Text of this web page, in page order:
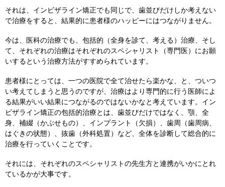
それは、インビザライン矯正でも同じで、歯並びだけしか考えない
で治療をすると、結果的に患者様のハッピーにはつながりません。
今は、医科の治療でも、包括的（全身を診て、考える）治療、そし
て、それぞれの治療はそれぞれのスペシャリスト（専門医）にお願
いするという治療方法がすすめられています。
患者様にとっては、一つの医院で全て治せたら楽かな、と、ついつ
い考えてしまうと思うのですが、治療はより専門的に行う医師によ
る結果がいい結果につながるのではないかなと考えています。イン
ビザライン矯正の包括的治療とは、歯並びだけではなく、顎、全
身、補綴（かぶせもの）、インプラント（欠損）、歯周（歯周病、
はぐきの状態）、抜歯（外科処置）など、全体を診断して総合的に
治療を行っていくことです。
それには、それぞれのスペシャリストの先生方と連携がいかにとれ
ているかが大事です。